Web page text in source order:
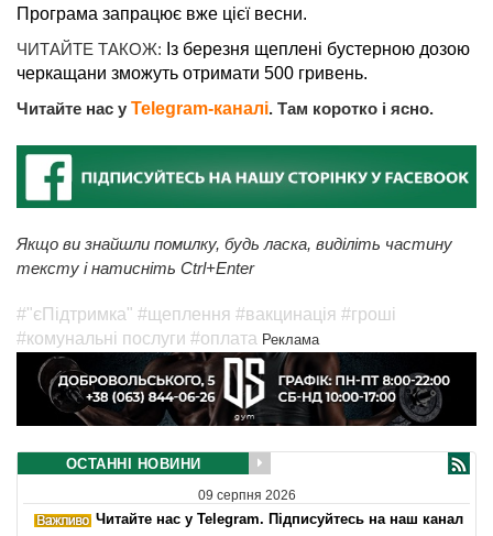
Програма запрацює вже цієї весни.
ЧИТАЙТЕ ТАКОЖ: Із березня щеплені бустерною дозою
черкащани зможуть отримати 500 гривень.
Читайте нас у Telegram-каналі. Там коротко і ясно.
Якщо ви знайшли помилку, будь ласка, виділіть частину
тексту і натисніть Ctrl+Enter
#"єПідтримка" #щеплення #вакцинація #гроші
#комунальні послуги #оплата Реклама
ОСТАННІ НОВИНИ
09 серпня 2026
Читайте нас у Telegram. Підписуйтесь на наш канал